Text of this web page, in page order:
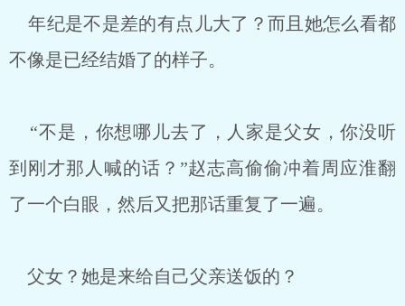
年纪是不是差的有点儿大了？而且她怎么看都
不像是已经结婚了的样子。
“不是，你想哪儿去了，人家是父女，你没听
到刚才那人喊的话？”赵志高偷偷冲着周应淮翻
了一个白眼，然后又把那话重复了一遍。
父女？她是来给自己父亲送饭的？